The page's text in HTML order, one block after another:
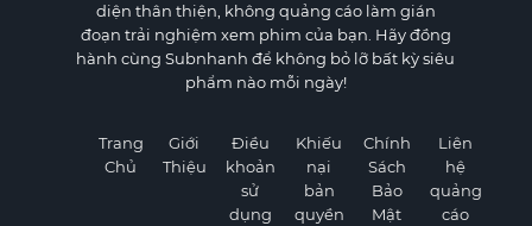
diện thân thiện, không quảng cáo làm gián
đoạn trải nghiệm xem phim của bạn. Hãy đồng
hành cùng Subnhanh để không bỏ lỡ bất kỳ siêu
phẩm nào mỗi ngày!
Trang
Chủ
Giới
Thiệu
Điều
khoản
sử
dụng
Khiếu
nại
bản
quyền
Chính
Sách
Bảo
Mật
Liên
hệ
quảng
cáo